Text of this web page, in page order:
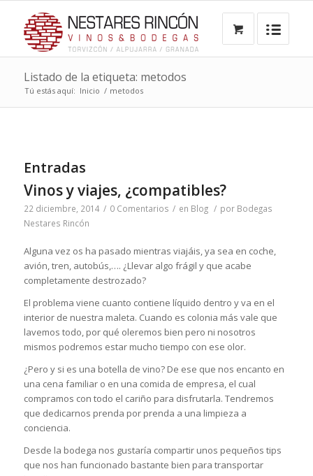
Listado de la etiqueta: metodos
Tú estás aquí: Inicio / metodos
Entradas
Vinos y viajes, ¿compatibles?
22 diciembre, 2014 / 0 Comentarios / en Blog / por Bodegas
Nestares Rincón
Alguna vez os ha pasado mientras viajáis, ya sea en coche,
avión, tren, autobús,…. ¿Llevar algo frágil y que acabe
completamente destrozado?
El problema viene cuanto contiene líquido dentro y va en el
interior de nuestra maleta. Cuando es colonia más vale que
lavemos todo, por qué oleremos bien pero ni nosotros
mismos podremos estar mucho tiempo con ese olor.
¿Pero y si es una botella de vino? De ese que nos encanto en
una cena familiar o en una comida de empresa, el cual
compramos con todo el cariño para disfrutarla. Tendremos
que dedicarnos prenda por prenda a una limpieza a
conciencia.
Desde la bodega nos gustaría compartir unos pequeños tips
que nos han funcionado bastante bien para transportar